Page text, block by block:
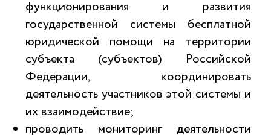
функционирования и развития
государственной системы бесплатной
юридической помощи на территории
субъекта (субъектов) Российской
Федерации, координировать
деятельность участников этой системы и
их взаимодействие;
проводить мониторинг деятельности